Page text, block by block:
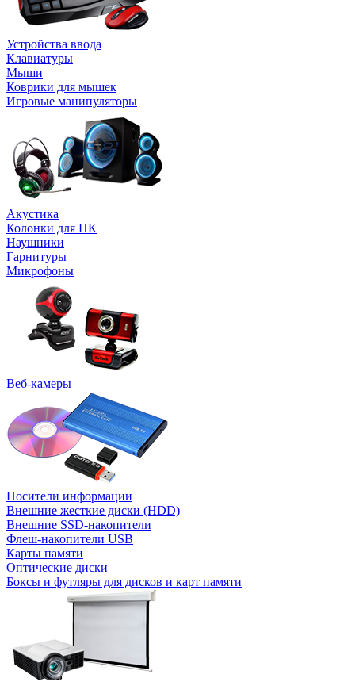
Устройства ввода
Клавиатуры
Мыши
Коврики для мышек
Игровые манипуляторы
Акустика
Колонки для ПК
Наушники
Гарнитуры
Микрофоны
Веб-камеры
Носители информации
Внешние жесткие диски (HDD)
Внешние SSD-накопители
Флеш-накопители USB
Карты памяти
Оптические диски
Боксы и футляры для дисков и карт памяти